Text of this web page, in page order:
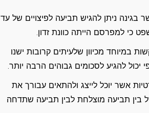
עוולה אזרחית אשר בגינה ניתן להגיש תביעה לפיצויים של עד
במיוחד מכיוון שלעיתים קרובות ישנו
יכול להגיע לסכומים גבוהים הרבה יותר.
אשר יוכל לייצג ולהתאים עבורך את
בין תביעה מוצלחת לבין תביעה שתדחה